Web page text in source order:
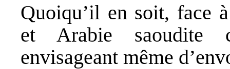
Quoiqu’il en soit, face
et Arabie saoudite
envisageant même